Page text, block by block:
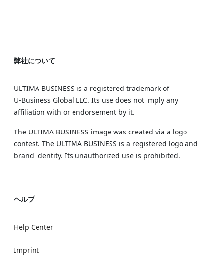
弊社について
ULTIMA BUSINESS is a registered trademark of
U‑Business Global LLC. Its use does not imply any
affiliation with or endorsement by it.
The ULTIMA BUSINESS image was created via a logo
contest. The ULTIMA BUSINESS is a registered logo and
brand identity. Its unauthorized use is prohibited.
ヘルプ
Help Center
Imprint